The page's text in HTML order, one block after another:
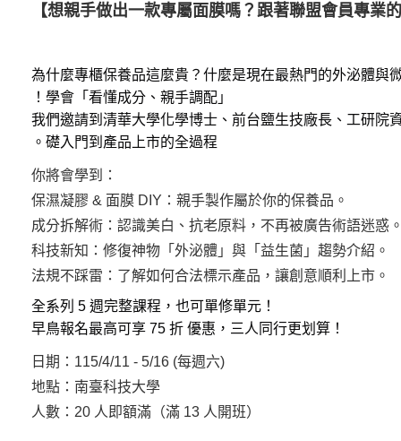
【想親手做出一款專屬面膜嗎？跟著聯盟會員專業
為什麼專櫃保養品這麼貴？什麼是現在最熱門的外泌體與
學會「看懂成分、親手調配」！
我們邀請到清華大學化學博士、前台鹽生技廠長、工研院
礎入門到產品上市的全過程。
你將會學到：
保濕凝膠 & 面膜 DIY：親手製作屬於你的保養品。
成分拆解術：認識美白、抗老原料，不再被廣告術語迷惑
科技新知：修復神物「外泌體」與「益生菌」趨勢介紹。
法規不踩雷：了解如何合法標示產品，讓創意順利上市。
全系列 5 週完整課程，也可單修單元！
早鳥報名最高可享 75 折 優惠，三人同行更划算！
日期：115/4/11 - 5/16 (每週六)
地點：南臺科技大學
人數：20 人即額滿（滿 13 人開班）